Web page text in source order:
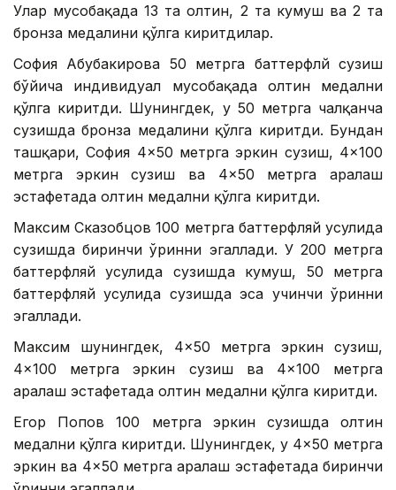
Улар мусобақада 13 та олтин, 2 та кумуш ва 2 та
бронза медалини қўлга киритдилар.
София Абубакирова 50 метрга баттерфлй сузиш
бўйича индивидуал мусобақада олтин медални
қўлга киритди. Шунингдек, у 50 метрга чалқанча
сузишда бронза медалини қўлга киритди. Бундан
ташқари, София 4×50 метрга эркин сузиш, 4×100
метрга эркин сузиш ва 4×50 метрга аралаш
эстафетада олтин медални қўлга киритди.
Максим Сказобцов 100 метрга баттерфляй усулида
сузишда биринчи ўринни эгаллади. У 200 метрга
баттерфляй усулида сузишда кумуш, 50 метрга
баттерфляй усулида сузишда эса учинчи ўринни
эгаллади.
Максим шунингдек, 4×50 метрга эркин сузиш,
4×100 метрга эркин сузиш ва 4×100 метрга
аралаш эстафетада олтин медални қўлга киритди.
Егор Попов 100 метрга эркин сузишда олтин
медални қўлга киритди. Шунингдек, у 4×50 метрга
эркин ва 4×50 метрга аралаш эстафетада биринчи